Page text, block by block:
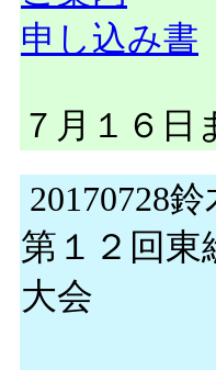
申し込み書
７月１６
20170728鈴
第１２回東
大会